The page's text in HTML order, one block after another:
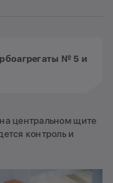
№ 5 и
центральном щите
контроль и